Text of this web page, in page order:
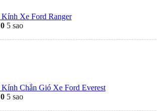
Kính Xe Ford Ranger
0 5 sao
Kính Chắn Gió Xe Ford Everest
0 5 sao